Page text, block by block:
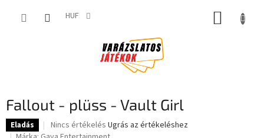
HUF KOSÁR
Fallout - plüss - Vault Girl
Eladás
A
termék
Nincs értékelés Ugrás az értékeléshez